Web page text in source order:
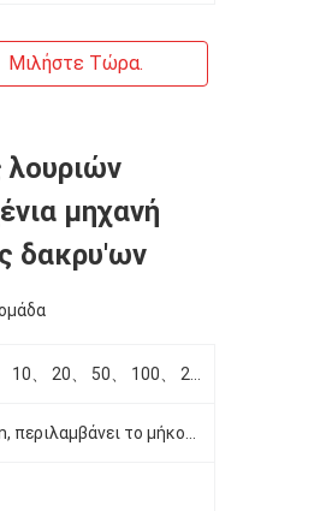
Μιλήστε Τώρα.
λουριών
μηχανή
δακρυ'ων